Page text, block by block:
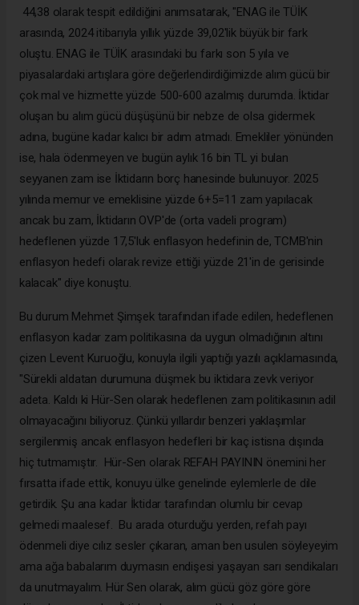
44,38 olarak tespit edildiğini anımsatarak, "ENAG ile TÜİK
arasında, 2024 itibarıyla yıllık yüzde 39,02'lik büyük bir fark
oluştu. ENAG ile TÜİK arasındaki bu farkı son 5 yıla ve
piyasalardaki artışlara göre değerlendirdiğimizde alım gücü bir
çok mal ve hizmette yüzde 500-600 azalmış durumda. İktidar
oluşan bu alım gücü düşüşünü bir nebze de olsa gidermek
adına, bugüne kadar kalıcı bir adım atmadı. Emekliler yönünden
ise, hala ödenmeyen ve bugün aylık 16 bin TL yi bulan
seyyanen zam ise İktidarın borç hanesinde bulunuyor. 2025
yılında memur ve emeklisine yüzde 6+5=11 zam yapılacak
ancak bu zam, İktidarın OVP'de (orta vadeli program)
hedeflenen yüzde 17,5'luk enflasyon hedefinin de, TCMB'nin
enflasyon hedefi olarak revize ettiği yüzde 21'in de gerisinde
kalacak" diye konuştu.
Bu durum Mehmet Şimşek tarafından ifade edilen, hedeflenen
enflasyon kadar zam politikasına da uygun olmadığının altını
çizen Levent Kuruoğlu, konuyla ilgili yaptığı yazılı açıklamasında,
"Sürekli aldatan durumuna düşmek bu iktidara zevk veriyor
adeta. Kaldı ki Hür-Sen olarak hedeflenen zam politikasının adil
olmayacağını biliyoruz. Çünkü yıllardır benzeri yaklaşımlar
sergilenmiş ancak enflasyon hedefleri bir kaç istisna dışında
hiç tutmamıştır. Hür-Sen olarak REFAH PAYININ önemini her
fırsatta ifade ettik, konuyu ülke genelinde eylemlerle de dile
getirdik. Şu ana kadar İktidar tarafından olumlu bir cevap
gelmedi maalesef. Bu arada oturduğu yerden, refah payı
ödenmeli diye cılız sesler çıkaran, aman ben usulen söyleyeyim
ama ağa babalarım duymasın endişesi yaşayan sarı sendikaları
da unutmayalım. Hür Sen olarak, alım gücü göz göre göre